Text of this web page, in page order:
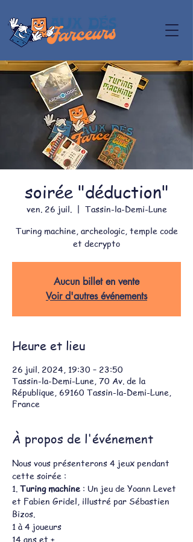
soirée "déduction"
ven. 26 juil.
  |
Tassin-la-Demi-Lune
Turing machine, archeologic, temple code
et decrypto
Aucun billet en vente
Voir d'autres événements
Heure et lieu
26 juil. 2024, 19:30 – 23:50
Tassin-la-Demi-Lune, 70 Av. de la
République, 69160 Tassin-la-Demi-Lune,
France
À propos de l'événement
Nous vous présenterons 4 jeux pendant
cette soirée :
1. Turing machine : Un jeu de Yoann Levet
et Fabien Gridel, illustré par Sébastien
Bizos.
1 à 4 joueurs
14 ans et +